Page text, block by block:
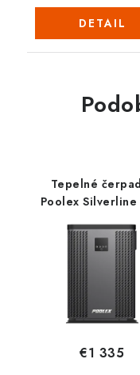
DETAIL
Tepelné
Poolex Silverline
€1 335